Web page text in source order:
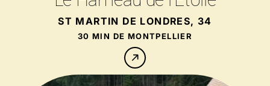
ST MARTIN DE LONDRES, 34
30 MIN DE MONTPELLIER